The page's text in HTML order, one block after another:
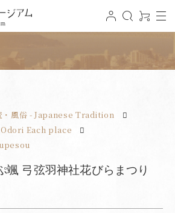
ロ
グ 索
0
ア
t
g
a
・風俗 - Japanese Tradition
Each place
弓弦羽神社花びらまつり